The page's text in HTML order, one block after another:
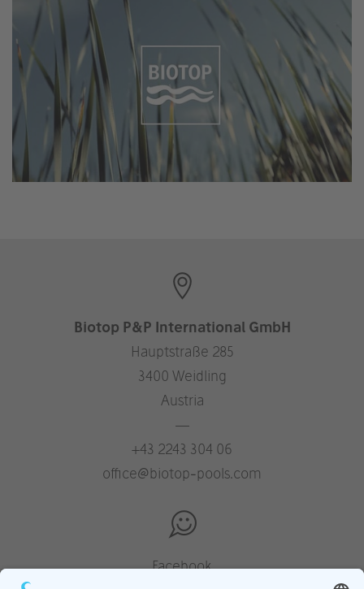
Biotop P&P International GmbH
Hauptstraße 285
3400 Weidling
Austria
—
+43 2243 304 06
office@biotop-pools.com
Facebook